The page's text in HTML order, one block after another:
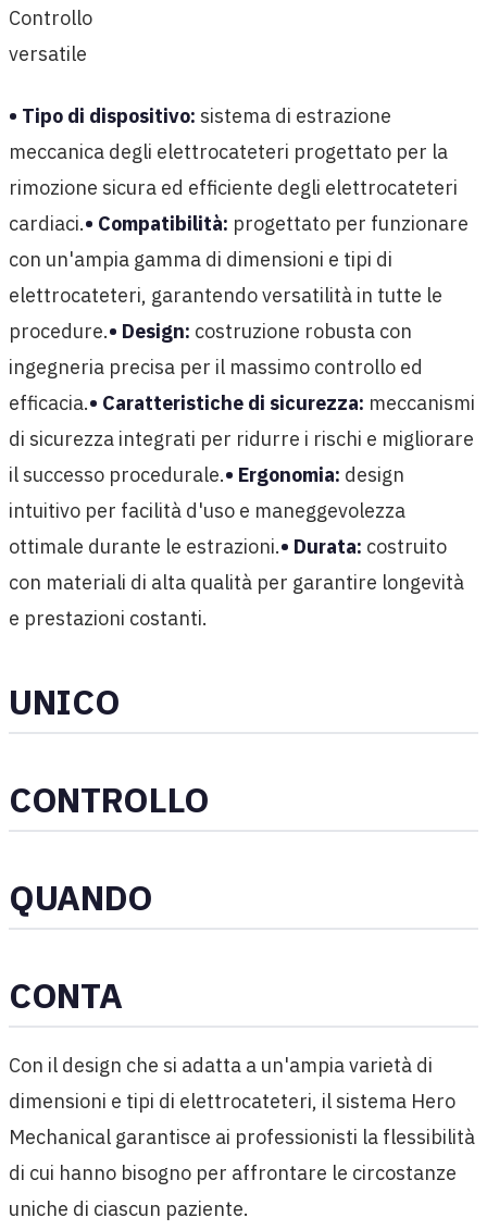
Controllo
versatile
• Tipo di dispositivo: sistema di estrazione
meccanica degli elettrocateteri progettato per la
rimozione sicura ed efficiente degli elettrocateteri
cardiaci.• Compatibilità: progettato per funzionare
con un'ampia gamma di dimensioni e tipi di
elettrocateteri, garantendo versatilità in tutte le
procedure.• Design: costruzione robusta con
ingegneria precisa per il massimo controllo ed
efficacia.• Caratteristiche di sicurezza: meccanismi
di sicurezza integrati per ridurre i rischi e migliorare
il successo procedurale.• Ergonomia: design
intuitivo per facilità d'uso e maneggevolezza
ottimale durante le estrazioni.• Durata: costruito
con materiali di alta qualità per garantire longevità
e prestazioni costanti.
UNICO
CONTROLLO
QUANDO
CONTA
Con il design che si adatta a un'ampia varietà di
dimensioni e tipi di elettrocateteri, il sistema Hero
Mechanical garantisce ai professionisti la flessibilità
di cui hanno bisogno per affrontare le circostanze
uniche di ciascun paziente.